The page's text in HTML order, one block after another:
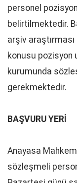
personel
belirtilmektedir.
arşiv
konusu pozisyon
kurumunda
gerekmektedir.
BAŞVURU YERİ
Anayasa
sözleşmeli